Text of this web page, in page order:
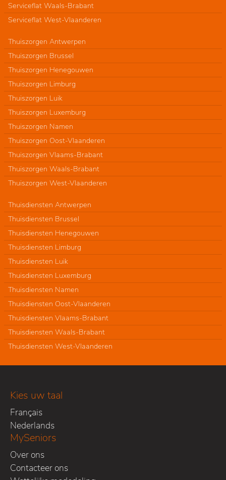
Serviceflat Waals-Brabant
Serviceflat West-Vlaanderen
Thuiszorgen Antwerpen
Thuiszorgen Brussel
Thuiszorgen Henegouwen
Thuiszorgen Limburg
Thuiszorgen Luik
Thuiszorgen Luxemburg
Thuiszorgen Namen
Thuiszorgen Oost-Vlaanderen
Thuiszorgen Vlaams-Brabant
Thuiszorgen Waals-Brabant
Thuiszorgen West-Vlaanderen
Thuisdiensten Antwerpen
Thuisdiensten Brussel
Thuisdiensten Henegouwen
Thuisdiensten Limburg
Thuisdiensten Luik
Thuisdiensten Luxemburg
Thuisdiensten Namen
Thuisdiensten Oost-Vlaanderen
Thuisdiensten Vlaams-Brabant
Thuisdiensten Waals-Brabant
Thuisdiensten West-Vlaanderen
Kies uw taal
Français
Nederlands
MySeniors
Over ons
Contacteer ons